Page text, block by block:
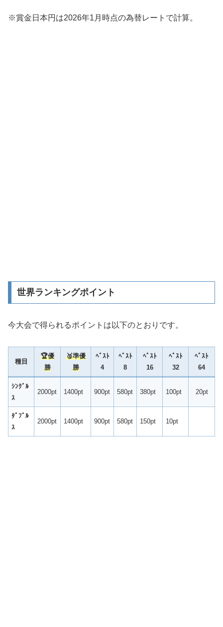
※賞金日本円は2026年1月時点の為替レートで計算。
世界ランキングポイント
今大会で得られるポイントは以下のとおりです。
種目
🏆優
勝
🥈準優
勝
ﾍﾞｽﾄ
4
ﾍﾞｽﾄ
8
ﾍﾞｽﾄ
16
ﾍﾞｽﾄ
32
ﾍﾞｽﾄ
64
ｼﾝｸﾞﾙ
ｽ
2000pt 1400pt 900pt 580pt 380pt 100pt 20pt
ﾀﾞﾌﾞﾙ
ｽ
2000pt 1400pt 900pt 580pt 150pt 10pt